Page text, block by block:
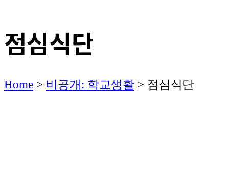
점심식단
Home > 비공개: 학교생활 > 점심식단